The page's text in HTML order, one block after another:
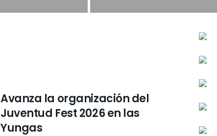
Avanza la organización del
Juventud Fest 2026 en las
Yungas